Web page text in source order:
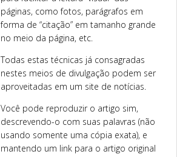
páginas, como fotos, parágrafos em
forma de “citação” em tamanho grande
no meio da página, etc.
Todas estas técnicas já consagradas
nestes meios de divulgação podem ser
aproveitadas em um site de notícias.
Você pode reproduzir o artigo sim,
descrevendo-o com suas palavras (não
usando somente uma cópia exata), e
mantendo um link para o artigo original